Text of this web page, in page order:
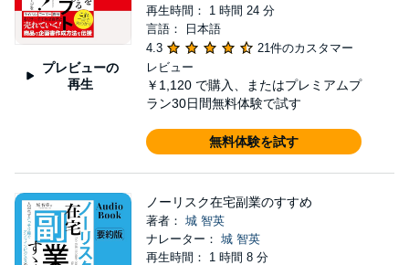
プレビューの
再生
再生時間： 1 時間 24 分
言語： 日本語
4.3
21件のカスタマー
レビュー
￥1,120 で購入、またはプレミアムプ
ラン30日間無料体験で試す
無料体験を試す
ノーリスク在宅副業のすすめ
著者： 城 智英
ナレーター： 城 智英
再生時間： 1 時間 8 分